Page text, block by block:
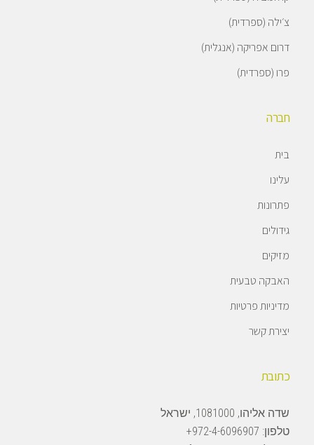
צ׳ילה (ספרדית)
דרום אפריקה (אנגלית)
פרו (ספרדית)
חברה
בית
עלינו
פתרונות
גידולים
מזיקים
האבקה טבעית
מדיניות פרטיות
יצירת קשר
כתובת
שדה אליהו, 1081000, ישראל
טלפון: 972-4-6096907+